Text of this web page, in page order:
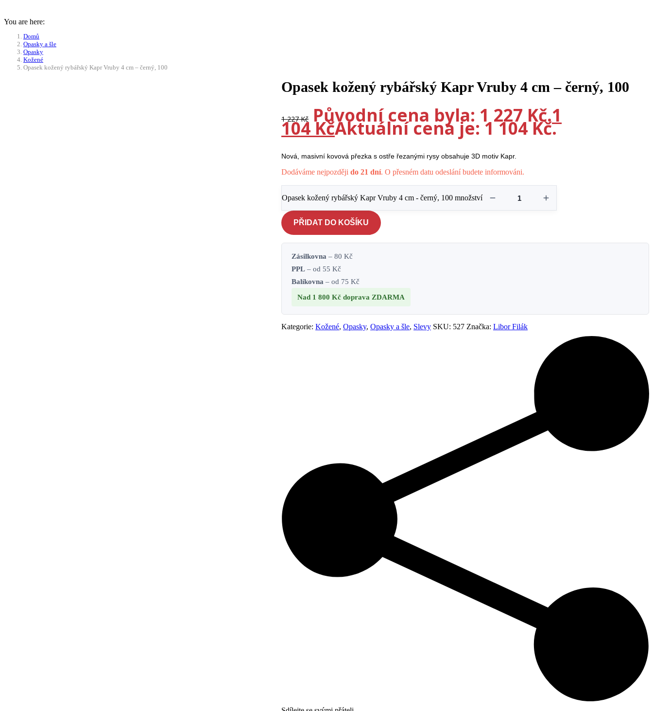
You are here:
Domů
Opasky a šle
Opasky
Kožené
Opasek kožený rybářský Kapr Vruby 4 cm – černý, 100
Opasek kožený rybářský Kapr Vruby 4 cm – černý, 100
1 227Kč Původní cena byla: 1 227 Kč.1
104KčAktuální cena je: 1 104 Kč.
Nová, masivní kovová přezka s ostře řezanými rysy obsahuje 3D motiv Kapr.
Dodáváme nejpozdějido 21 dní. O přesném datu odeslání budete informováni.
Opasek kožený rybářský Kapr Vruby 4 cm - černý, 100 množství
PŘIDAT DO KOŠÍKU
Zásilkovna – 80 Kč
PPL – od 55 Kč
Balíkovna – od 75 Kč
Nad 1 800 Kčdoprava ZDARMA
Kategorie:Kožené,Opasky,Opasky a šle, Slevy SKU: 527 Značka:Libor Filák